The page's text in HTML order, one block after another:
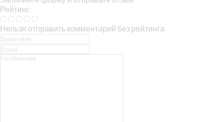
Рейтинг:
Нельзя отправить комментарий без рейтинга